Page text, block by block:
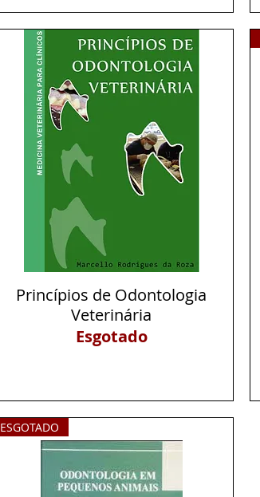
Visualização rápida
Princípios de Odontologia
Veterinária
Esgotado
ESGOTADO